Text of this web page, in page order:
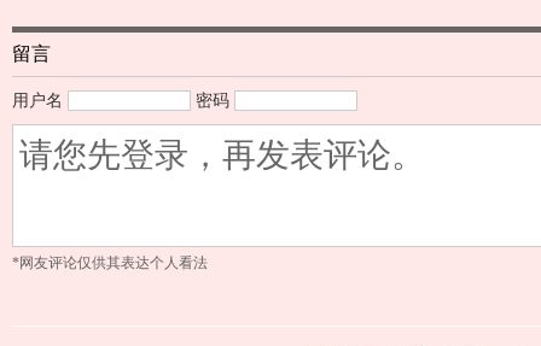
留言
用户名 密码
*网友评论仅供其表达个人看法